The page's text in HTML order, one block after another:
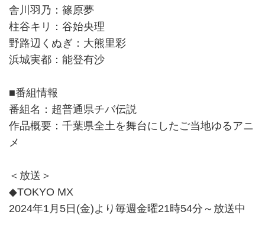
舎川羽乃：篠原夢
柱谷キリ：谷始央理
野路辺くぬぎ：大熊里彩
浜城実都：能登有沙
■番組情報
番組名：超普通県チバ伝説
作品概要：千葉県全土を舞台にしたご当地ゆるアニ
メ
＜放送＞
◆TOKYO MX
2024年1月5日(金)より毎週金曜21時54分～放送中